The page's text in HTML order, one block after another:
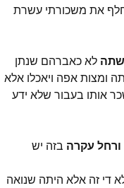
את משכורתי עשרת
לא כאברהם שנתן
ומצות אפה ויאכלו אלא
אותו בעבור שלא ידע
עקרה בזה יש
די זה אלא היתה שנואה